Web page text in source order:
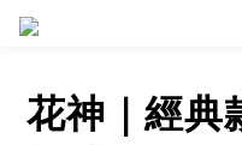
花神｜經典